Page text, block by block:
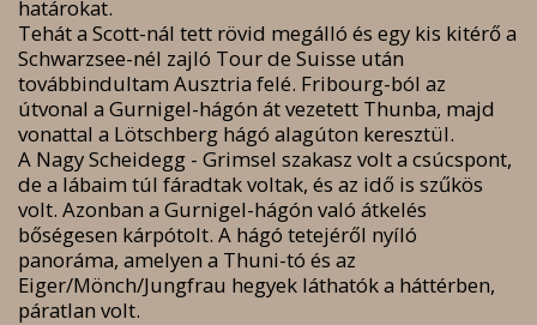
határokat.
Tehát a Scott-nál tett rövid megálló és egy kis kitérő a
Schwarzsee-nél zajló Tour de Suisse után
továbbindultam Ausztria felé. Fribourg-ból az
útvonal a Gurnigel-hágón át vezetett Thunba, majd
vonattal a Lötschberg hágó alagúton keresztül.
A Nagy Scheidegg - Grimsel szakasz volt a csúcspont,
de a lábaim túl fáradtak voltak, és az idő is szűkös
volt. Azonban a Gurnigel-hágón való átkelés
bőségesen kárpótolt. A hágó tetejéről nyíló
panoráma, amelyen a Thuni-tó és az
Eiger/Mönch/Jungfrau hegyek láthatók a háttérben,
páratlan volt.